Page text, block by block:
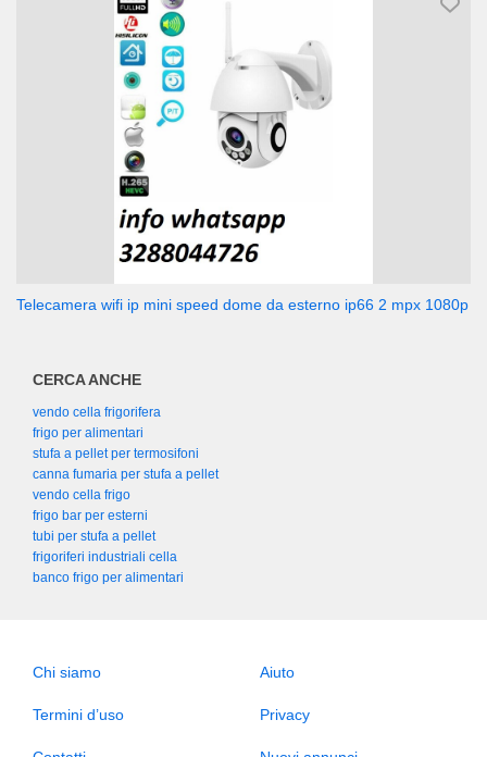
Telecamera wifi ip mini speed dome da esterno ip66 2 mpx 1080p
CERCA ANCHE
vendo cella frigorifera
frigo per alimentari
stufa a pellet per termosifoni
canna fumaria per stufa a pellet
vendo cella frigo
frigo bar per esterni
tubi per stufa a pellet
frigoriferi industriali cella
banco frigo per alimentari
Chi siamo Aiuto
Termini d’uso Privacy